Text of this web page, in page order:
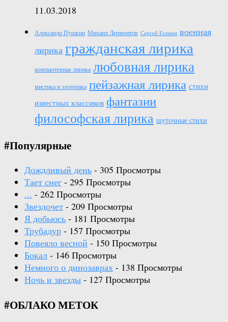
11.03.2018
Александр Пушкин Михаил Лермонтов Сергей Есенин военная
лирика гражданская лирика
компьютерная лирика любовная лирика
мистика и эзотерика пейзажная лирика стихи
известных классиков фантазии
философская лирика шуточные стихи
#Популярные
Дождливый день - 305 Просмотры
Тает снег - 295 Просмотры
... - 262 Просмотры
Звездочет - 209 Просмотры
Я добьюсь - 181 Просмотры
Трубадур - 157 Просмотры
Повеяло весной - 150 Просмотры
Бокал - 146 Просмотры
Немного о динозаврах - 138 Просмотры
Ночь и звезды - 127 Просмотры
#ОБЛАКО МЕТОК